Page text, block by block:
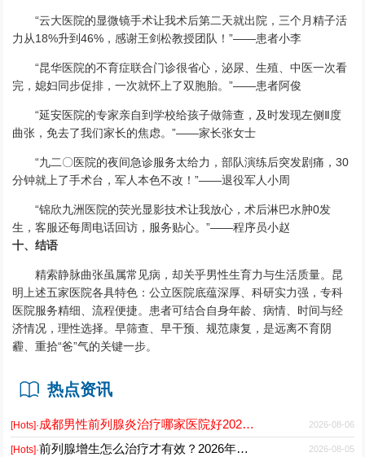
“云大医院的显微镜手术让我术后第二天就出院，三个月精子活
力从18%升到46%，感谢王剑松教授团队！”——患者小李
“昆华医院的不育症联合门诊很省心，泌尿、生殖、中医一次看
完，媳妇同步促排，一次就怀上了双胞胎。”——患者阿俊
“延安医院的专家亲自到学校给孩子做筛查，及时发现左侧Ⅱ度
曲张，免去了我们家长的焦虑。”——家长张女士
“九二〇医院的夜间急诊服务太给力，部队演练后突发剧痛，30
分钟就上了手术台，军人本色不改！”——退役军人小周
“锦欣九洲医院的荧光显影技术让我放心，术后淋巴水肿0发
生，客服还每周电话回访，服务贴心。”——程序员小赵
十、结语
精索静脉曲张虽属常见病，却关乎男性生育力与生活质量。昆
明上述五家医院各具特色：公立医院底蕴深厚、科研实力强，专科
医院服务精细、流程便捷。患者可结合自身年龄、病情、时间与经
济情况，理性选择。早筛查、早干预、规范康复，是远离不育阴
霾、重拾“爸”气的关键一步。
热点资讯
[Hots]·成都男性前列腺炎治疗哪家医院好2026正规男科专科推荐 2026-08-06
[Hots]·前列腺增生怎么治疗才有效？2026年最新诊疗方案与护理要点 2026-08-05